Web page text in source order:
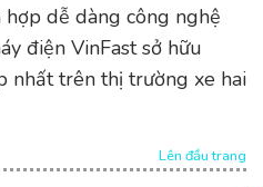
dễ dàng công nghệ
điện VinFast sở hữu
nhất trên thị trường xe hai
Lên đầu trang